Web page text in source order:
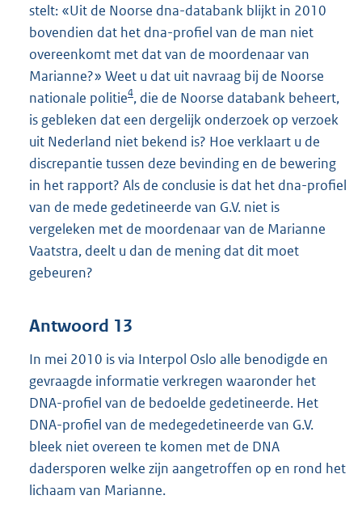
stelt: «Uit de Noorse dna-databank blijkt in 2010
bovendien dat het dna-profiel van de man niet
overeenkomt met dat van de moordenaar van
Marianne?» Weet u dat uit navraag bij de Noorse
nationale politie4, die de Noorse databank beheert,
is gebleken dat een dergelijk onderzoek op verzoek
uit Nederland niet bekend is? Hoe verklaart u de
discrepantie tussen deze bevinding en de bewering
in het rapport? Als de conclusie is dat het dna-profiel
van de mede gedetineerde van G.V. niet is
vergeleken met de moordenaar van de Marianne
Vaatstra, deelt u dan de mening dat dit moet
gebeuren?
Antwoord 13
In mei 2010 is via Interpol Oslo alle benodigde en
gevraagde informatie verkregen waaronder het
DNA-profiel van de bedoelde gedetineerde. Het
DNA-profiel van de medegedetineerde van G.V.
bleek niet overeen te komen met de DNA
dadersporen welke zijn aangetroffen op en rond het
lichaam van Marianne.